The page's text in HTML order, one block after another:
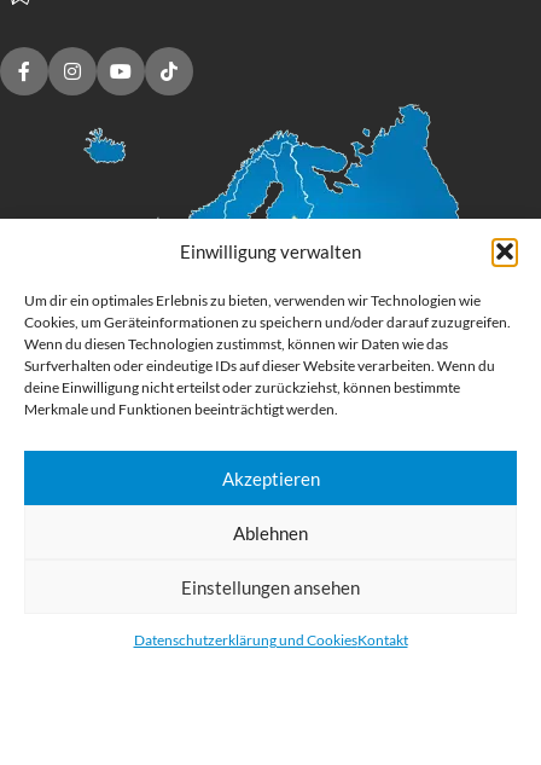
Einwilligung verwalten
Um dir ein optimales Erlebnis zu bieten, verwenden wir Technologien wie
Cookies, um Geräteinformationen zu speichern und/oder darauf zuzugreifen.
Wenn du diesen Technologien zustimmst, können wir Daten wie das
Surfverhalten oder eindeutige IDs auf dieser Website verarbeiten. Wenn du
deine Einwilligung nicht erteilst oder zurückziehst, können bestimmte
Merkmale und Funktionen beeinträchtigt werden.
Akzeptieren
Ablehnen
Einstellungen ansehen
Datenschutzerklärung und CookiesKontakt
Digital Großformatdruck
Bestellen Sie gedruckte Werbemittel online für Ihr Unternehmen. Wir
und Aufkleber. Wir liefern unsere Druckprodukte Deutschland,